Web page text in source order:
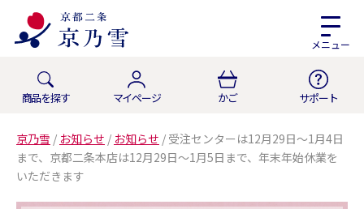
メニュー
商品を探す マイページ かご サポート
京乃雪 / お知らせ / お知らせ / 受注センターは12月29日～1月4日
まで、京都二条本店は12月29日～1月5日まで、年末年始休業を
いただきます